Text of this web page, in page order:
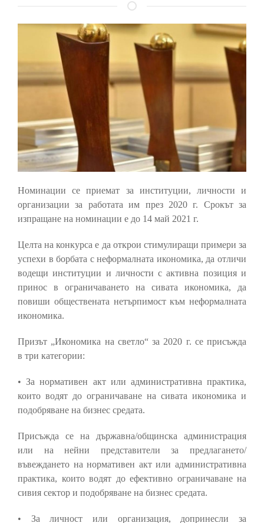
Номинации се приемат за институции, личности и
организации за работата им през 2020 г. Срокът за
изпращане на номинации е до 14 май 2021 г.
Целта на конкурса е да открои стимулиращи примери за
успехи в борбата с неформалната икономика, да отличи
водещи институции и личности с активна позиция и
принос в ограничаването на сивата икономика, да
повиши обществената нетърпимост към неформалната
икономика.
Призът „Икономика на светло“ за 2020 г. се присъжда
в три категории:
• За нормативен акт или административна практика,
които водят до ограничаване на сивата икономика и
подобряване на бизнес средата.
Присъжда се на държавна/общинска администрация
или на нейни представители за предлагането/
въвеждането на нормативен акт или административна
практика, които водят до ефективно ограничаване на
сивия сектор и подобряване на бизнес средата.
• За личност или организация, допринесли за